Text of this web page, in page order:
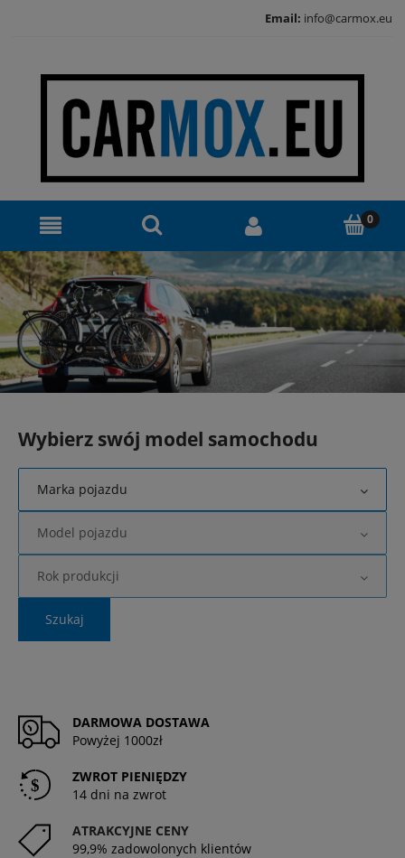
Email: info@carmox.eu
Wybierz swój model samochodu
Marka pojazdu
Model pojazdu
Rok produkcji
Szukaj
DARMOWA DOSTAWA
Powyżej 1000zł
ZWROT PIENIĘDZY
14 dni na zwrot
ATRAKCYJNE CENY
99,9% zadowolonych klientów